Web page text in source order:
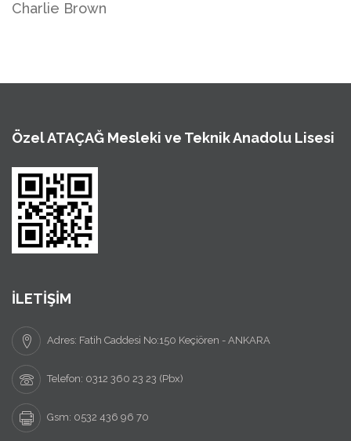
Charlie Brown
Özel ATAÇAĞ Mesleki ve Teknik Anadolu Lisesi
İLETİŞİM
Adres: Fatih Caddesi No:150 Keçiören - ANKARA
Telefon: 0312 360 23 23 (Pbx)
Gsm: 0532 436 96 70